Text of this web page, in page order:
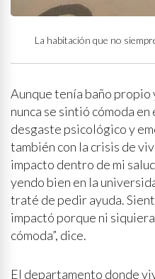
La habitación que no
Aunque tenía baño
nunca se sintió cómoda
desgaste psicológico y
también con la crisis de
impacto dentro de mi
yendo bien en la
traté de pedir ayuda.
impactó porque ni
cómoda”, dice.
El departamento donde